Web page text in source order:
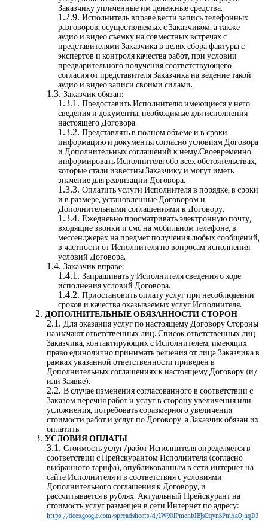
Заказчику уплаченные им денежные средства.
Исполнитель вправе вести запись телефонных
разговоров, осуществляемых с Заказчиком, а также
аудио и видео съемку на совместных встречах с
представителями Заказчика в целях сбора фактуры с
экспертов и контроля качества работ, при условии
предварительного получения соответствующего
согласия от представителя Заказчика на ведение такой
аудио и видео записи своими силами.
Заказчик обязан:
Предоставить Исполнителю имеющиеся у него
сведения и документы, необходимые для исполнения
настоящего Договора.
Представлять в полном объеме и в сроки
информацию и документы согласно условиям Договора
и Дополнительных соглашений к нему.Своевременно
информировать Исполнителя обо всех обстоятельствах,
которые стали известны Заказчику и могут иметь
значение для реализации Договора.
Оплатить услуги Исполнителя в порядке, в сроки
и в размере, установленные Договором и
Дополнительными соглашениями к Договору.
Ежедневно просматривать электронную почту,
входящие звонки и смс на мобильном телефоне, в
мессенджерах на предмет получения любых сообщений,
в частности от Исполнителя по вопросам исполнения
условий Договора.
Заказчик вправе:
Запрашивать у Исполнителя сведения о ходе
исполнения условий Договора.
Приостановить оплату услуг при несоблюдении
сроков и качества оказываемых услуг Исполнителя.
ДОПОЛНИТЕЛЬНЫЕ ОБЯЗАННОСТИ СТОРОН
Для оказания услуг по настоящему Договору Стороны
назначают ответственных лиц. Список ответственных лиц
Заказчика, контактирующих с Исполнителем, имеющих
право единолично принимать решения от лица Заказчика в
рамках указанной ответственности приведен в
Дополнительных соглашениях к настоящему Договору (и/
или Заявке).
В случае изменения согласованного в соответствии с
Заказом перечня работ и услуг в сторону увеличения или
усложнения, потребовать соразмерного увеличения
стоимости работ и услуг по Договору, а Заказчик обязан их
оплатить.
УСЛОВИЯ ОПЛАТЫ
Стоимость услуг/работ Исполнителя определяется в
соответствии с Прейскурантом Исполнителя (согласно
выбранного тарифа), опубликованным в сети интернет на
сайте Исполнителя и в соответствия с условиями
Дополнительного соглашения к Договору, и
рассчитывается в рублях. Актуальный Прейскурант на
стоимость услуг размещен в сети Интернет по адресу:
https://docs.google.com/spreadsheets/d/1W90lPmcnbIBJsOqvnSPmAaQjhqD3